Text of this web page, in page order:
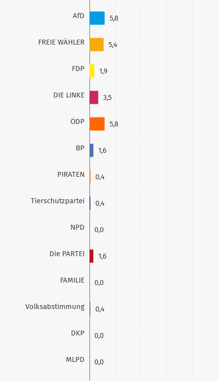
AfD
FREIE WÄHLER
FDP
DIE LINKE
ÖDP
BP
PIRATEN
Tierschutzpartei
NPD
Die PARTEI
FAMILIE
Volksabstimmung
DKP
MLPD
5,8
5,4
1,9
3,5
5,8
1,6
0,4
0,4
0,0
1,6
0,0
0,4
0,0
0,0